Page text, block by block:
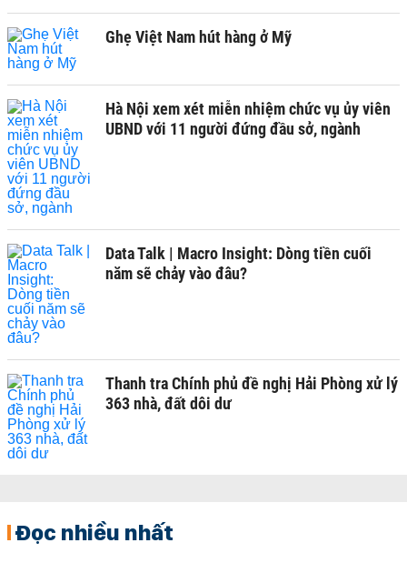
Ghẹ Việt Nam hút hàng ở Mỹ
Hà Nội xem xét miễn nhiệm chức vụ ủy viên
UBND với 11 người đứng đầu sở, ngành
Data Talk | Macro Insight: Dòng tiền cuối
năm sẽ chảy vào đâu?
Thanh tra Chính phủ đề nghị Hải Phòng xử lý
363 nhà, đất dôi dư
Đọc nhiều nhất